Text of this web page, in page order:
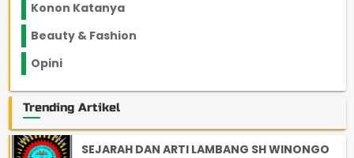
Konon Katanya
Beauty & Fashion
Opini
Trending Artikel
SEJARAH DAN ARTI LAMBANG SH WINONGO